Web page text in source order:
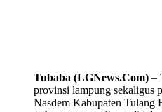
Tubaba (LGNews.Com) –
provinsi lampung sekaligus
Nasdem Kabupaten Tulang